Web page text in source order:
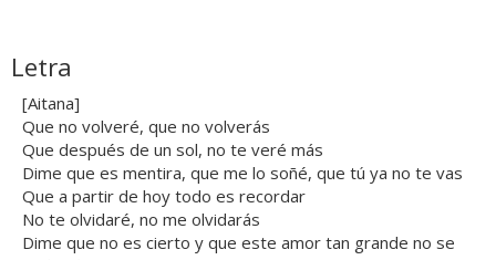
Letra
[Aitana]
Que no volveré, que no volverás
Que después de un sol, no te veré más
Dime que es mentira, que me lo soñé, que tú ya no te vas
Que a partir de hoy todo es recordar
No te olvidaré, no me olvidarás
Dime que no es cierto y que este amor tan grande no se